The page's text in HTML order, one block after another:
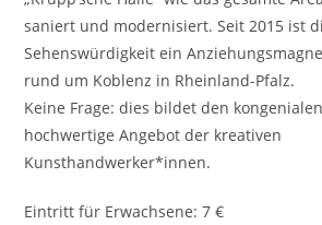
saniert und modernisiert. Seit 2015 ist
Sehenswürdigkeit ein
rund um Koblenz in Rheinland-Pfalz.
Keine Frage: dies bildet den
hochwertige Angebot der kreativen
Kunsthandwerker*innen.
Eintritt für Erwachsene: 7 €